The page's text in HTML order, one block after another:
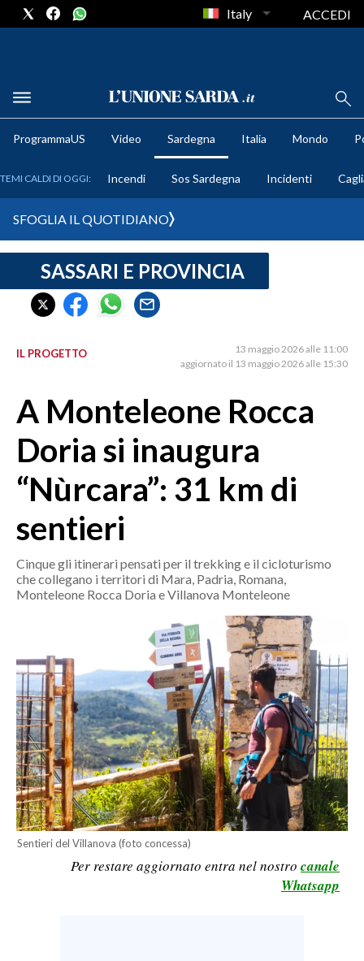
METEO
CRONACA SARDEGNA
CAGLIARI
SULCIS IGLESIENTE
SASSARI E PROVINCIA
GALLURA
OGLIASTRA
ITALIA
ECONOMIA
SERVIZI ALLE IMPRESE
LAVORO
BANDI
SPORT IN SARDEGNA
Italy ACCEDI
ProgrammaUS Video Sardegna Italia Mondo
TEMI CALDI DI OGGI: Incendi Sos Sardegna Incidenti
SFOGLIA IL QUOTIDIANO
SASSARI E PROVINCIA
IL PROGETTO
13 maggio 2026 alle 11:00
aggiornato il 13 maggio 2026 alle 15:30
A Monteleone Rocca
Doria si inaugura
“Nùrcara”: 31 km di
sentieri
Cinque gli itinerari pensati per il trekking e il cicloturismo
che collegano i territori di Mara, Padria, Romana,
Monteleone Rocca Doria e Villanova Monteleone
Sentieri del Villanova (foto concessa)
Per restare aggiornato entra nel nostro canale
Whatsapp